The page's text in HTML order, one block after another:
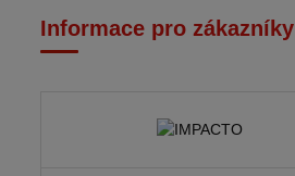
Informace pro zákazníky